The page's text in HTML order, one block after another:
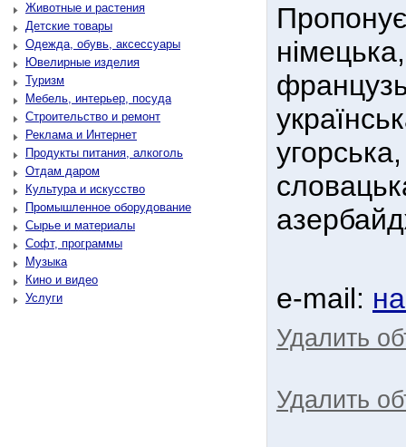
Животные и растения
Детские товары
Одежда, обувь, аксессуары
Ювелирные изделия
Туризм
Мебель, интерьер, посуда
Строительство и ремонт
Реклама и Интернет
Продукты питания, алкоголь
Отдам даром
Культура и искусство
Промышленное оборудование
Сырье и материалы
Софт, программы
Музыка
Кино и видео
Услуги
e-mail:
Удалить
Удалить